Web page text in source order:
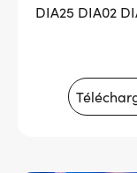
Services
Fournisseurs
DIA25 DIA02